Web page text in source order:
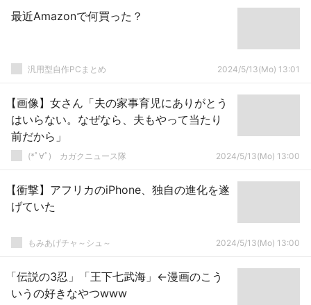
最近Amazonで何買った？
汎用型自作PCまとめ 2024/5/13(Mo) 13:01
【画像】女さん「夫の家事育児にありがとう
はいらない。なぜなら、夫もやって当たり
前だから」
(*ﾟ∀ﾟ)ゞカガクニュース隊 2024/5/13(Mo) 13:00
【衝撃】アフリカのiPhone、独自の進化を遂
げていた
もみあげチャ～シュ～ 2024/5/13(Mo) 13:00
「伝説の3忍」「王下七武海」←漫画のこう
いうの好きなやつwww